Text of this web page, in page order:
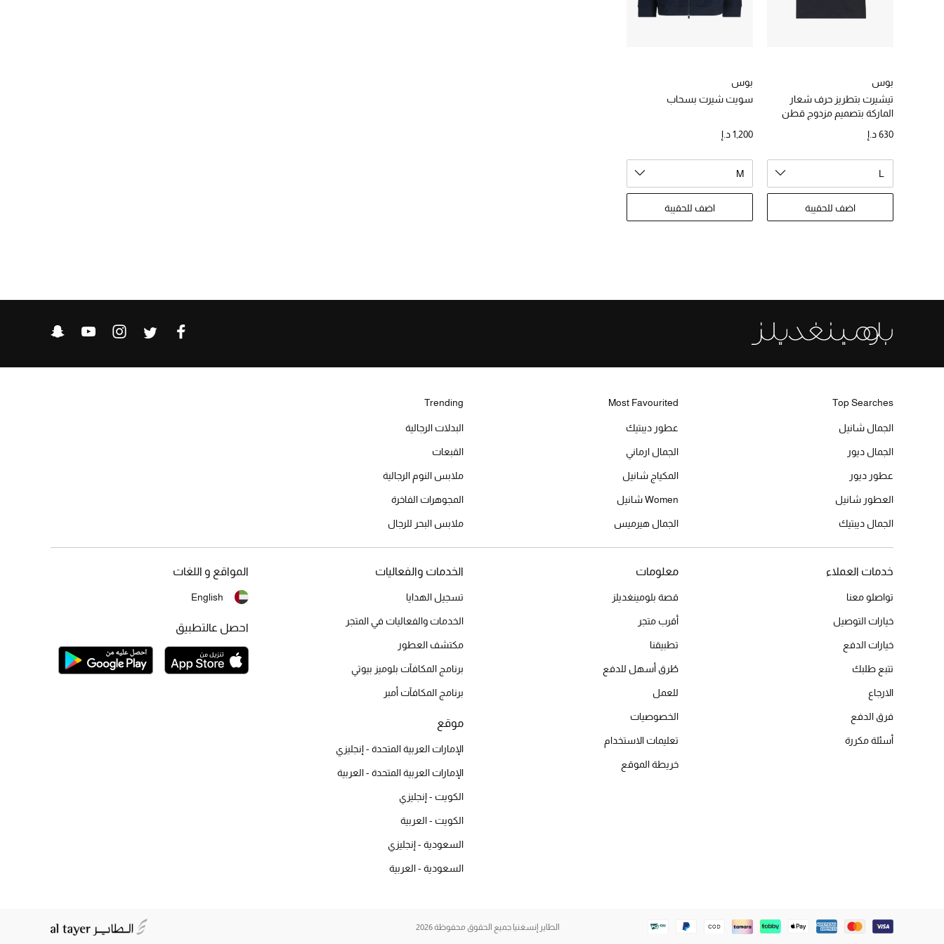
بوس
تيشيرت بتطريز حرف شعار
الماركة بتصميم مزدوج قطن
630 د.إ
L
اضف للحقيبة
بوس
سويت شيرت بسحاب
1,200 د.إ
M
اضف للحقيبة
Top Searches
الجمال شانيل
الجمال ديور
عطور ديور
العطور شانيل
الجمال ديبتيك
Most Favourited
عطور ديبتيك
الجمال ارماني
المكياج شانيل
Women شانيل
الجمال هيرميس
Trending
البدلات الرجالية
القبعات
ملابس النوم الرجالية
المجوهرات الفاخرة
ملابس البحر للرجال
خدمات العملاء
تواصلو معنا
خيارات التوصيل
خيارات الدفع
تتبع طلبك
الارجاع
فرق الدفع
أسئلة مكررة
معلومات
قصة بلومينغديلز
أقرب متجر
تطبيقنا
طُرق أسهل للدفع
للعمل
الخصوصيات
تعليمات الاستخدام
خريطة الموقع
الخدمات والفعاليات
تسجيل الهدايا
الخدمات والفعاليات في المتجر
مكتشف العطور
برنامج المكافآت بلوميز بيوتي
برنامج المكافآت أمبر
موقع
الإمارات العربية المتحدة - إنجليزي
الإمارات العربية المتحدة - العربية
الكويت - إنجليزي
الكويت - العربية
السعودية - إنجليزي
السعودية - العربية
المواقع و اللغات
English
احصل عالتطبيق
الطاير إنسغنيا جميع الحقوق محفوظة 2026